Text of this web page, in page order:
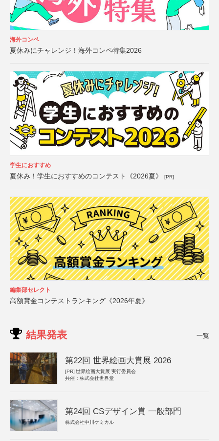
海外コンペ
夏休みにチャレンジ！海外コンペ特集2026
学生におすすめ
夏休み！学生におすすめのコンテスト《2026夏》 [PR]
編集部セレクト
高額賞金コンテストランキング《2026年夏》
結果発表 一覧
第22回 世界絵画大賞展 2026
[PR] 世界絵画大賞展 実行委員会
共催：株式会社世界堂
第24回 CSデザイン賞 一般部門
株式会社中川ケミカル